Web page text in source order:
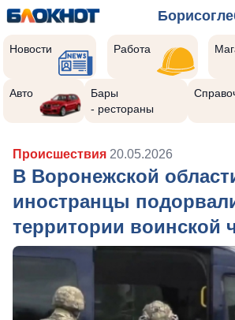
Новости Работа
Авто
Бары
- рестораны
Происшествия 20.05.2026
В Воронежской
иностранцы
территории воинской